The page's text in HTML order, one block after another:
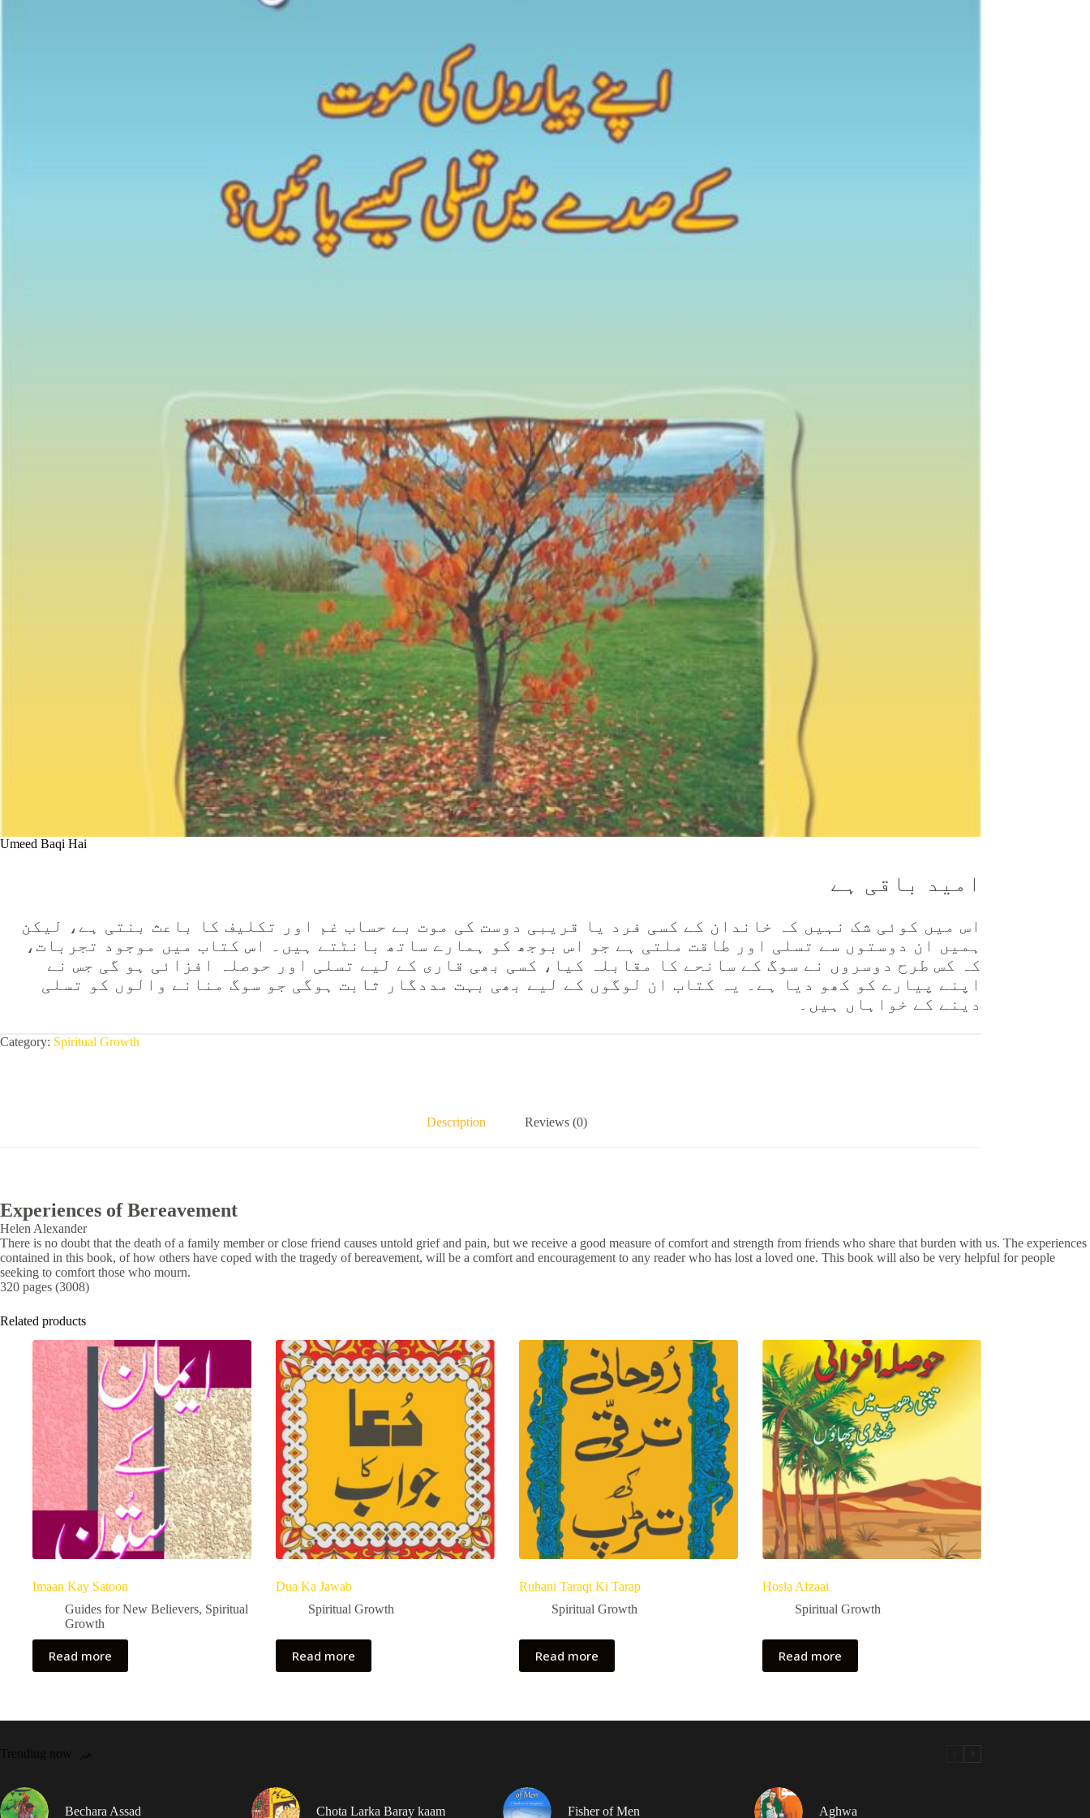
Umeed Baqi Hai
امید باقی ہے
اس میں کوئی شک نہیں کہ خاندان کے کسی فرد یا قریبی دوست کی موت بے حساب غم اور تکلیف کا باعث بنتی ہے، لیکن
ہمیں ان دوستوں سے تسلی اور طاقت ملتی ہے جو اس بوجھ کو ہمارے ساتھ بانٹتے ہیں۔ اس کتاب میں موجود تجربات،
کہ کس طرح دوسروں نے سوگ کے سانحے کا مقابلہ کیا، کسی بھی قاری کے لیے تسلی اور حوصلہ افزائی ہو گی جس نے
اپنے پیارے کو کھو دیا ہے۔ یہ کتاب ان لوگوں کے لیے بھی بہت مددگار ثابت ہوگی جو سوگ منانے والوں کو تسلی
دینے کے خواہاں ہیں۔
Category: Spiritual Growth
Description Reviews (0)
Experiences of Bereavement
Helen Alexander
There is no doubt that the death of a family member or close friend causes untold grief and pain, but we receive a good measure of comfort and strength from friends who share that burden with us. The experiences
contained in this book, of how others have coped with the tragedy of bereavement, will be a comfort and encouragement to any reader who has lost a loved one. This book will also be very helpful for people
seeking to comfort those who mourn.
320 pages (3008)
Related products
Imaan Kay Satoon
Guides for New Believers, Spiritual
Growth
Read more
Dua Ka Jawab
Spiritual Growth
Read more
Ruhani Taraqi Ki Tarap
Spiritual Growth
Read more
Hosla Afzaai
Spiritual Growth
Read more
Trending now
Bechara Assad Chota Larka Baray kaam Fisher of Men Aghwa